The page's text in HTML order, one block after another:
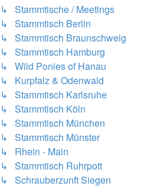
↳ Stammtische / Meetings
↳ Stammtisch Berlin
↳ Stammtisch Braunschweig
↳ Stammtisch Hamburg
↳ Wild Ponies of Hanau
↳ Kurpfalz & Odenwald
↳ Stammtisch Karlsruhe
↳ Stammtisch Köln
↳ Stammtisch München
↳ Stammtisch Münster
↳ Rhein - Main
↳ Stammtisch Ruhrpott
↳ Schrauberzunft Siegen